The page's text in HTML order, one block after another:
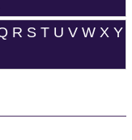
R S T U V W X Y